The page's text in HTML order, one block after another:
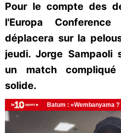
Pour le compte des
l'Europa
déplacera sur la
jeudi. Jorge Sampaoli
un match
solide.